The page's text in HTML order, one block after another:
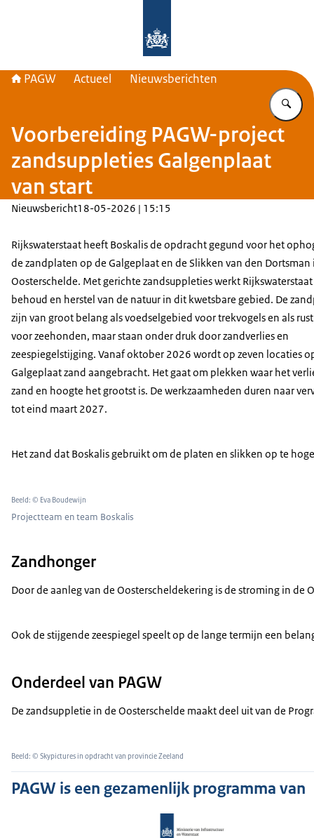
PAGW Actueel Nieuwsberichten
Voorbereiding PAGW-project
zandsuppleties Galgenplaat
van start
Nieuwsbericht18-05-2026 | 15:15
Rijkswaterstaat heeft Boskalis de opdracht gegund voor het
de zandplaten op de Galgeplaat en de Slikken van den Dortsman
Oosterschelde. Met gerichte zandsuppleties werkt
behoud en herstel van de natuur in dit kwetsbare gebied. De
zijn van groot belang als voedselgebied voor trekvogels en als
voor zeehonden, maar staan onder druk door zandverlies en
zeespiegelstijging. Vanaf oktober 2026 wordt op zeven locaties
Galgeplaat zand aangebracht. Het gaat om plekken waar het
zand en hoogte het grootst is. De werkzaamheden duren naar
tot eind maart 2027.
Het zand dat Boskalis gebruikt om de platen en slikken op te
Beeld: © Eva Boudewijn
Projectteam en team Boskalis
Zandhonger
Door de aanleg van de Oosterscheldekering is de stroming in
Ook de stijgende zeespiegel speelt op de lange termijn een
Onderdeel van PAGW
De zandsuppletie in de Oosterschelde maakt deel uit van de
Beeld: © Skypictures in opdracht van provincie Zeeland
PAGW is een gezamenlijk programma van